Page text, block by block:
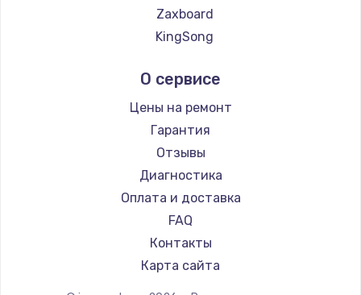
Замена электроконфорки
1300 руб.
Техобслуживание
Заказать
Установка / подключение / демонтаж
1300 руб.
Заказать
Zaxboard
KingSong
Hunter
Shorner
Joyor
Minimotors
Bork
Segway
KIRIN
О сервисе
Цены на ремонт
Гарантия
Отзывы
Диагностика
Оплата и доставка
FAQ
Контакты
Карта сайта